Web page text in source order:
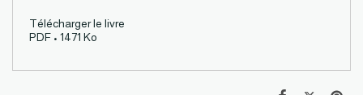
Télécharger le livre
PDF • 1471 Ko